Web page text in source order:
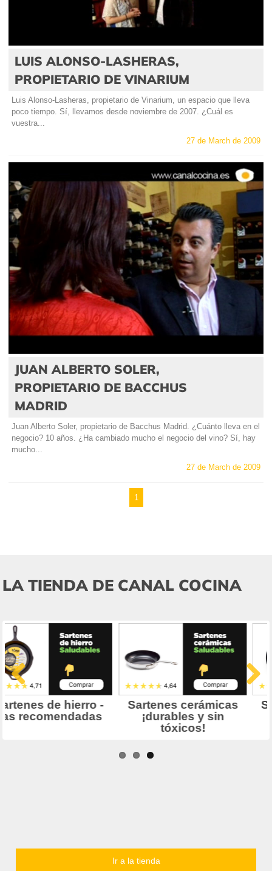
LUIS ALONSO-LASHERAS,
PROPIETARIO DE VINARIUM
Luis Alonso-Lasheras, propietario de Vinarium, un espacio que lleva
poco tiempo. Sí, llevamos desde noviembre de 2007. ¿Cuál es
vuestra...
27 de March de 2009
JUAN ALBERTO SOLER,
PROPIETARIO DE BACCHUS
MADRID
Juan Alberto Soler, propietario de Bacchus Madrid. ¿Cuánto lleva en el
negocio? 10 años. ¿Ha cambiado mucho el negocio del vino? Sí, hay
mucho...
27 de March de 2009
1
LA TIENDA DE CANAL COCINA
Ir a la tienda